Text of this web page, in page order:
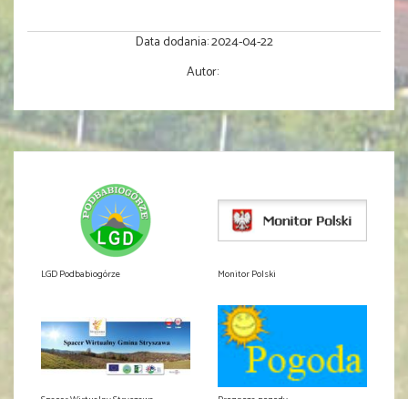
Data dodania:2024-04-22
Autor:
LGD Podbabiogórze Monitor Polski